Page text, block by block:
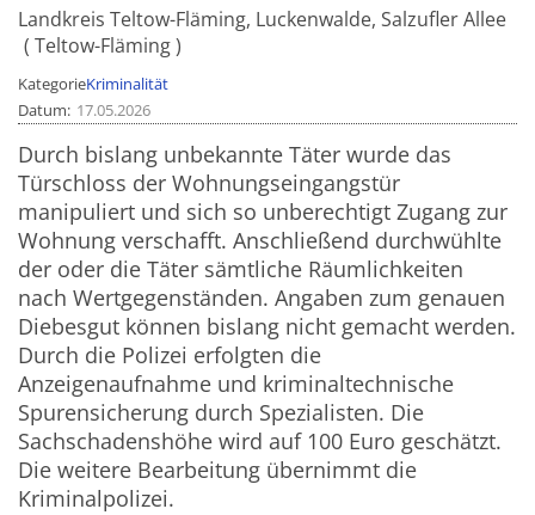
Landkreis Teltow-Fläming, Luckenwalde, Salzufler Allee
Teltow-Fläming
KategorieKriminalität
Datum 17.05.2026
Durch bislang unbekannte Täter wurde das
Türschloss der Wohnungseingangstür
manipuliert und sich so unberechtigt Zugang zur
Wohnung verschafft. Anschließend durchwühlte
der oder die Täter sämtliche Räumlichkeiten
nach Wertgegenständen. Angaben zum genauen
Diebesgut können bislang nicht gemacht werden.
Durch die Polizei erfolgten die
Anzeigenaufnahme und kriminaltechnische
Spurensicherung durch Spezialisten. Die
Sachschadenshöhe wird auf 100 Euro geschätzt.
Die weitere Bearbeitung übernimmt die
Kriminalpolizei.